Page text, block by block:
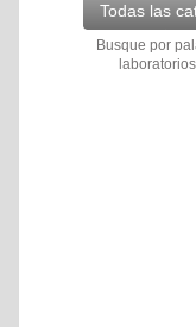
Todas las
Busque por